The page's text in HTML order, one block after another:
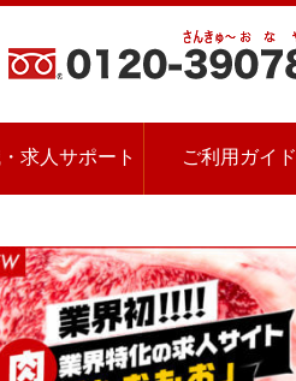
求人サポート ご利用ガイド